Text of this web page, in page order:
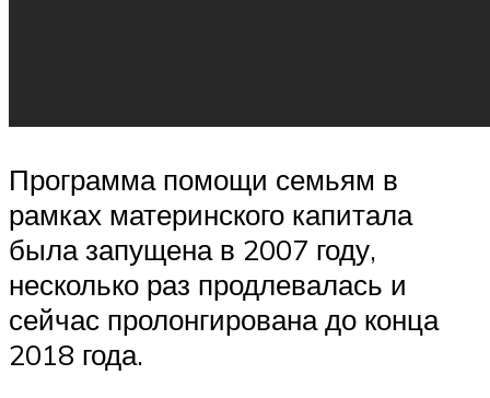
Программа помощи семьям в
рамках материнского капитала
была запущена в 2007 году,
несколько раз продлевалась и
сейчас пролонгирована до конца
2018 года.